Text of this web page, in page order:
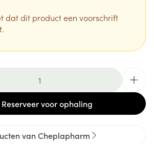
dat dit product een voorschrift
Reserveervoor ophaling
van Cheplapharm